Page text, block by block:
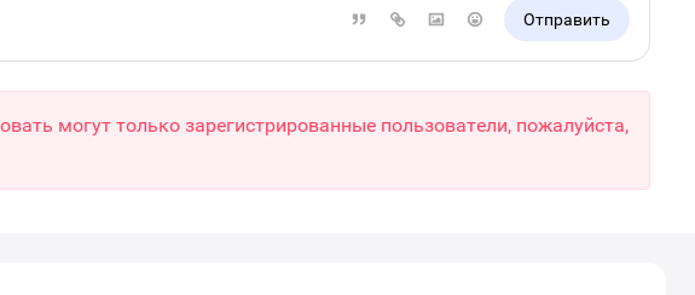
Отправить
могут только зарегистрированные пользователи, пожалуйста,